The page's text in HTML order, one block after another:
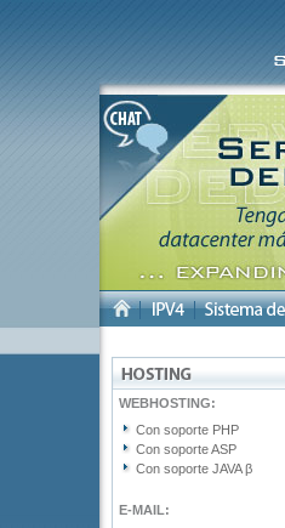
WEBHOSTING:
Con soporte PHP
Con soporte ASP
Con soporte JAVA β
E-MAIL: